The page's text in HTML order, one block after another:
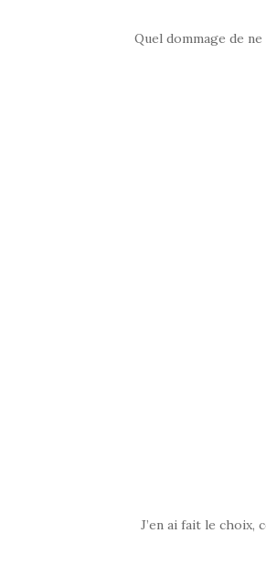
Quel dommage de
J’en ai fait le choix,